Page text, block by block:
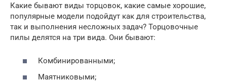
Какие бывают виды торцовок, какие самые хорошие,
популярные модели подойдут как для строительства,
так и выполнения несложных задач? Торцовочные
пилы делятся на три вида. Они бывают:
Комбинированными;
Маятниковыми;